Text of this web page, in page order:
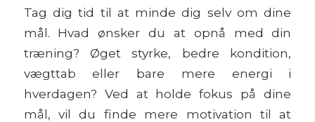
Tag dig tid til at minde dig selv om dine
mål. Hvad ønsker du at opnå med din
træning? Øget styrke, bedre kondition,
vægttab eller bare mere energi i
hverdagen? Ved at holde fokus på dine
mål, vil du finde mere motivation til at